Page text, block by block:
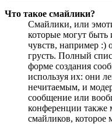
Что такое смайлики?
Смайлики, или
которые могут
чувств, например :)
грусть. Полный
форме создания
используя их: они
нечитаемым, и
сообщение или
конференции также
смайликов, которое